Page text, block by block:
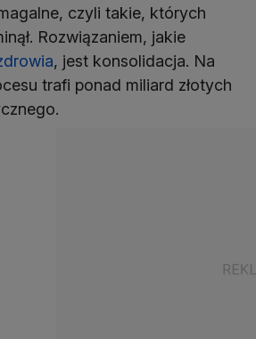
czyli takie, których
Rozwiązaniem, jakie
, jest konsolidacja. Na
trafi ponad miliard złotych